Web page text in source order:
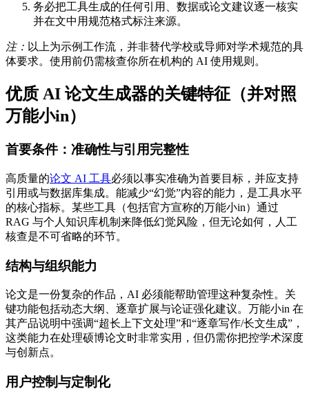
务必把工具生成的任何引用、数据或论文建议逐一核实
并在文中用规范格式标注来源。
注： 以上为示例工作流，并非替代学校或导师对学术规范的具
体要求。使用前仍需核查你所在机构的 AI 使用规则。
优质 AI 论文生成器的关键特征（并对照
万能小in）
首要条件：准确性与引用完整性
高质量的论文 AI 工具必须以事实准确为首要目标，并应支持
引用或与数据库集成。能减少“幻觉”内容的能力，是工具水平
的核心指标。某些工具（包括官方宣称的万能小in）通过
RAG 与个人知识库机制来降低幻觉风险，但无论如何，人工
核查是不可省略的环节。
结构与组织能力
论文是一份复杂的作品，AI 必须能帮助管理这种复杂性。关
键功能包括动态大纲、逐章扩展与论证强化建议。万能小in 在
其产品说明中强调“超长上下文处理”和“逐章写作/长文生成”，
这类能力在处理硕博论文时非常实用，但仍需你把控学术深度
与创新点。
用户控制与定制化